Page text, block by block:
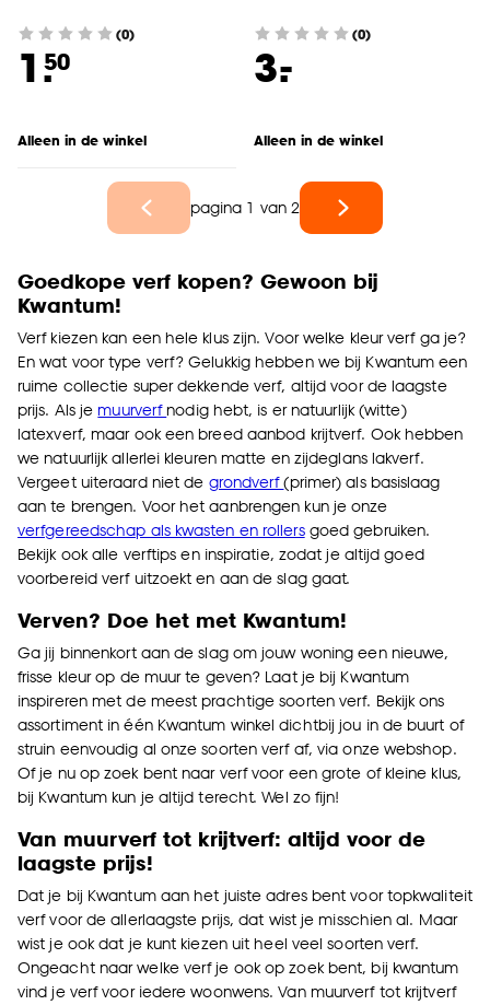
(0)
1.50
Alleen in de winkel
(0)
3.
-
Alleen in de winkel
pagina 1 van 2
Goedkope verf kopen? Gewoon bij
Kwantum!
Verf kiezen kan een hele klus zijn. Voor welke kleur verf ga je?
En wat voor type verf? Gelukkig hebben we bij Kwantum een
ruime collectie super dekkende verf, altijd voor de laagste
prijs. Als jemuurverfnodig hebt, is er natuurlijk (witte)
latexverf, maar ook een breed aanbod krijtverf. Ook hebben
we natuurlijk allerlei kleuren matte en zijdeglans lakverf.
Vergeet uiteraard niet de grondverf(primer) als basislaag
aan te brengen. Voor het aanbrengen kun je onze
verfgereedschap als kwasten en rollersgoed gebruiken.
Bekijk ook alle verftips en inspiratie, zodat je altijd goed
voorbereid verf uitzoekt en aan de slag gaat.
Verven? Doe het met Kwantum!
Ga jij binnenkort aan de slag om jouw woning een nieuwe,
frisse kleur op de muur te geven? Laat je bij Kwantum
inspireren met de meest prachtige soorten verf. Bekijk ons
assortiment in één Kwantum winkel dichtbij jou in de buurt of
struin eenvoudig al onze soorten verf af, via onze webshop.
Of je nu op zoek bent naar verf voor een grote of kleine klus,
bij Kwantum kun je altijd terecht. Wel zo fijn!
Van muurverf tot krijtverf: altijd voor de
laagste prijs!
Dat je bij Kwantum aan het juiste adres bent voor topkwaliteit
verf voor de allerlaagste prijs, dat wist je misschien al. Maar
wist je ook dat je kunt kiezen uit heel veel soorten verf.
Ongeacht naar welke verf je ook op zoek bent, bij kwantum
vind je verf voor iedere woonwens. Van muurverf tot krijtverf